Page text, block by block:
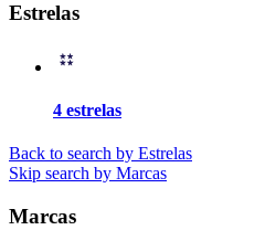
Estrelas
4 estrelas
Back to search by Estrelas
Skip search by Marcas
Marcas